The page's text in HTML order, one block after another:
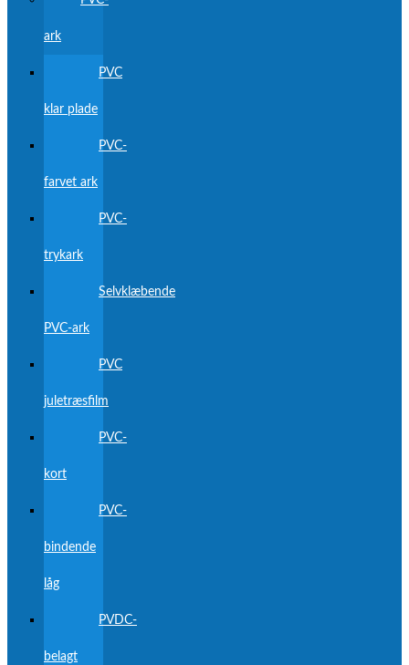
ark
PVC
klar plade
PVC-
farvet ark
PVC-
trykark
Selvklæbende
PVC-ark
PVC
juletræsfilm
PVC-
kort
PVC-
bindende
låg
PVDC-
belagt